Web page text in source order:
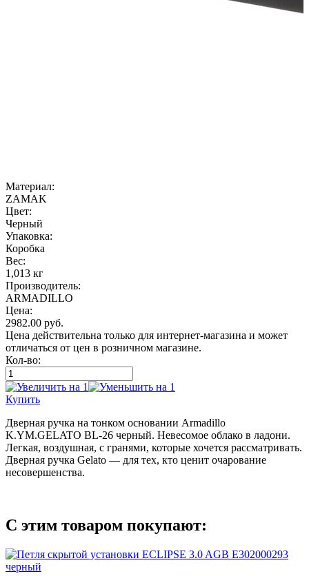
Материал:
ZAMAK
Цвет:
Черный
Упаковка:
Коробка
Вес:
1,013 кг
Производитель:
ARMADILLO
Цена:
2982.00 руб.
Цена действительна только для интернет-магазина и может
отличаться от цен в розничном магазине.
Кол-во:
Купить
Дверная ручка на тонком основании Armadillo
K.YM.GELATO BL-26 черный. Невесомое облако в ладони.
Легкая, воздушная, с гранями, которые хочется рассматривать.
Дверная ручка Gelato — для тех, кто ценит очарование
несовершенства.
С этим товаром покупают: